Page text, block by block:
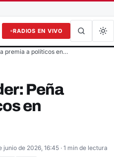
RADIOS EN VIVO
premia a políticos en…
Peña
en
junio de 2026, 16:45 · 1 min de lectura